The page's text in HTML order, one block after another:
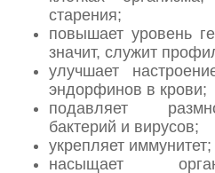
старения;
повышает уровень
значит, служит
улучшает
эндорфинов в крови;
подавляет
бактерий и вирусов;
укрепляет иммунитет;
насыщает